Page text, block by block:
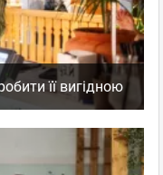
її вигідною